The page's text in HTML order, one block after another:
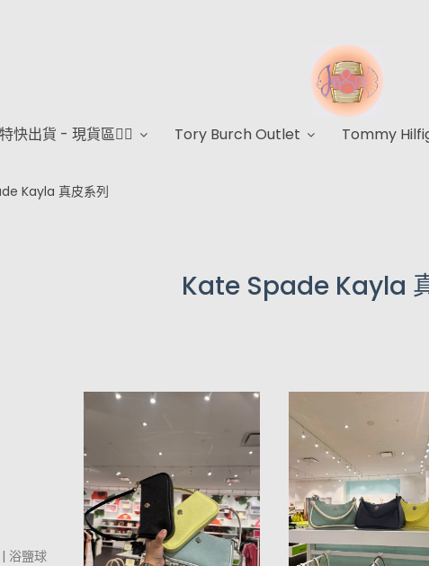
快出貨 - 現貨區❤️‍🔥 Tory Burch Outlet Tommy
Kayla 真皮系列
Kate Spade Kayla
浴鹽球